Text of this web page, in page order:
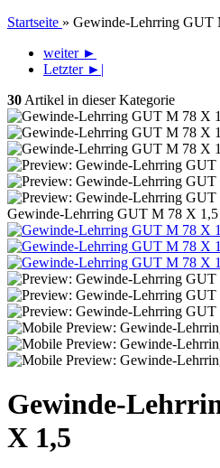
Startseite » Gewinde-Lehrring GUT
weiter ►
Letzter ►|
30 Artikel in dieser Kategorie
Gewinde-Lehrring GUT M 78 X 1,5
Gewinde-
X 1,5